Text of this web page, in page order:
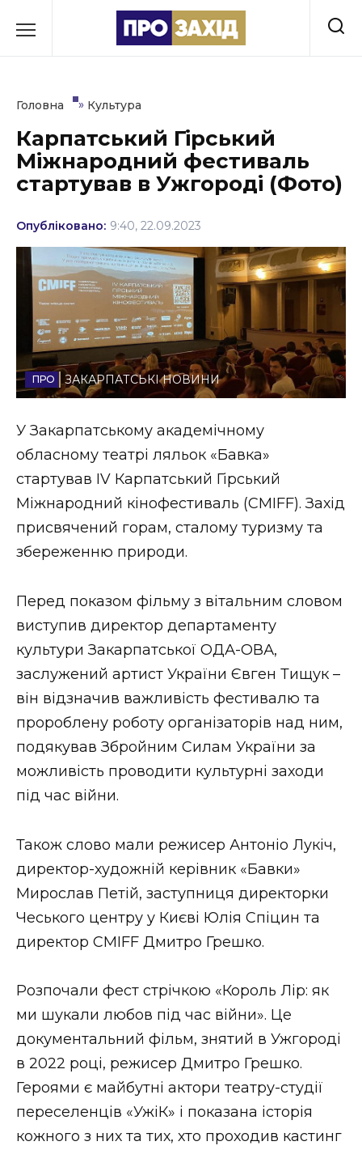
до
Культура
Освіта
Події
Політика
Соціум
Спорт
Стиль життя
Втрачений Ужгород (відеоверсія)
ЗАКАРПАТСЬКІ НОВИНИ
НОВИНИ ЗАХІДНОЇ УКРАЇНИ
ФОТО
ВІДЕО
Головна » Культура
Карпатський Гірський
Міжнародний фестиваль
стартував в Ужгороді (Фото)
Опубліковано: 9:40, 22.09.2023
ЗАКАРПАТСЬКІ НОВИНИ
У Закарпатському академічному
обласному театрі ляльок «Бавка»
стартував IV Карпатський Гірський
Міжнародний кінофестиваль (CMIFF). Захід
присвячений горам, сталому туризму та
збереженню природи.
Перед показом фільму з вітальним словом
виступив директор департаменту
культури Закарпатської ОДА-ОВА,
заслужений артист України Євген Тищук –
він відзначив важливість фестивалю та
пророблену роботу організаторів над ним,
подякував Збройним Силам України за
можливість проводити культурні заходи
під час війни.
Також слово мали режисер Антоніо Лукіч,
директор-художній керівник «Бавки»
Мирослав Петій, заступниця директорки
Чеського центру у Києві Юлія Спіцин та
директор CMIFF Дмитро Грешко.
Розпочали фест стрічкою «Король Лір: як
ми шукали любов під час війни». Це
документальний фільм, знятий в Ужгороді
в 2022 році, режисер Дмитро Грешко.
Героями є майбутні актори театру-студії
переселенців «УжіК» і показана історія
кожного з них та тих, хто проходив кастинг